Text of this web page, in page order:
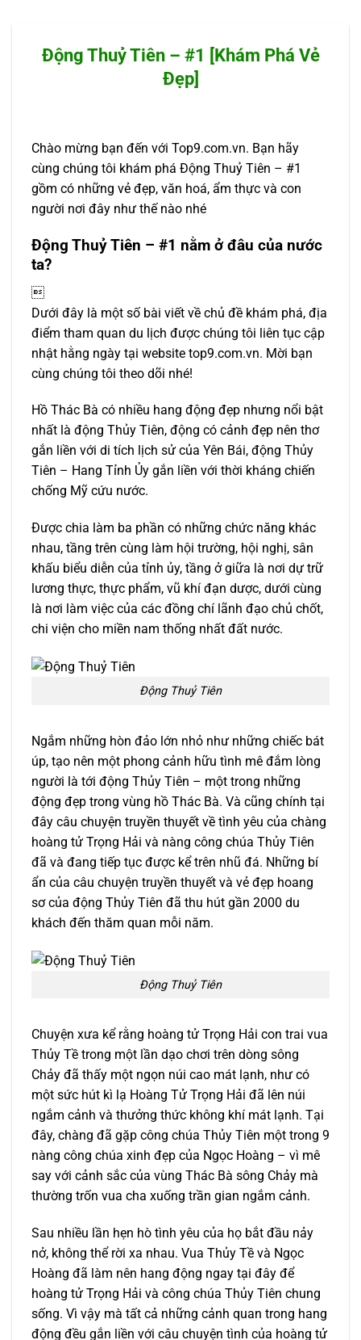
Động Thuỷ Tiên – #1 [Khám Phá Vẻ
Đẹp]
Chào mừng bạn đến với Top9.com.vn. Bạn hãy
cùng chúng tôi khám phá Động Thuỷ Tiên – #1
gồm có những vẻ đẹp, văn hoá, ẩm thực và con
người nơi đây như thế nào nhé
Động Thuỷ Tiên – #1 nằm ở đâu của nước
ta?

Dưới đây là một số bài viết về chủ đề khám phá, địa
điểm tham quan du lịch được chúng tôi liên tục cập
nhật hằng ngày tại website top9.com.vn. Mời bạn
cùng chúng tôi theo dõi nhé!
Hồ Thác Bà có nhiều hang động đẹp nhưng nổi bật
nhất là động Thủy Tiên, động có cảnh đẹp nên thơ
gắn liền với di tích lịch sử của Yên Bái, động Thủy
Tiên – Hang Tỉnh Ủy gắn liền với thời kháng chiến
chống Mỹ cứu nước.
Được chia làm ba phần có những chức năng khác
nhau, tầng trên cùng làm hội trường, hội nghị, sân
khấu biểu diễn của tỉnh ủy, tầng ở giữa là nơi dự trữ
lương thực, thực phẩm, vũ khí đạn dược, dưới cùng
là nơi làm việc của các đồng chí lãnh đạo chủ chốt,
chi viện cho miền nam thống nhất đất nước.
Động Thuỷ Tiên
Ngắm những hòn đảo lớn nhỏ như những chiếc bát
úp, tạo nên một phong cảnh hữu tình mê đắm lòng
người là tới động Thủy Tiên – một trong những
động đẹp trong vùng hồ Thác Bà. Và cũng chính tại
đây câu chuyện truyền thuyết về tình yêu của chàng
hoàng tử Trọng Hải và nàng công chúa Thủy Tiên
đã và đang tiếp tục được kể trên nhũ đá. Những bí
ẩn của câu chuyện truyền thuyết và vẻ đẹp hoang
sơ của động Thủy Tiên đã thu hút gần 2000 du
khách đến thăm quan mỗi năm.
Động Thuỷ Tiên
Chuyện xưa kể rằng hoàng tử Trọng Hải con trai vua
Thủy Tề trong một lần dạo chơi trên dòng sông
Chảy đã thấy một ngọn núi cao mát lạnh, như có
một sức hút kì lạ Hoàng Tử Trọng Hải đã lên núi
ngắm cảnh và thưởng thức không khí mát lạnh. Tại
đây, chàng đã gặp công chúa Thủy Tiên một trong 9
nàng công chúa xinh đẹp của Ngọc Hoàng – vì mê
say với cảnh sắc của vùng Thác Bà sông Chảy mà
thường trốn vua cha xuống trần gian ngắm cảnh.
Sau nhiều lần hẹn hò tình yêu của họ bắt đầu nảy
nở, không thể rời xa nhau. Vua Thủy Tề và Ngọc
Hoàng đã làm nên hang động ngay tại đây để
hoàng tử Trọng Hải và công chúa Thủy Tiên chung
sống. Vì vậy mà tất cả những cảnh quan trong hang
động đều gắn liền với câu chuyện tình của hoàng tử